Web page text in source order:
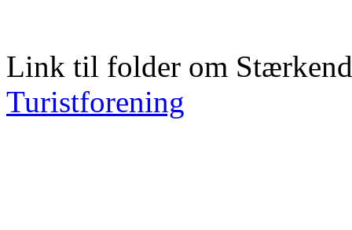
Link til folder om
Turistforening